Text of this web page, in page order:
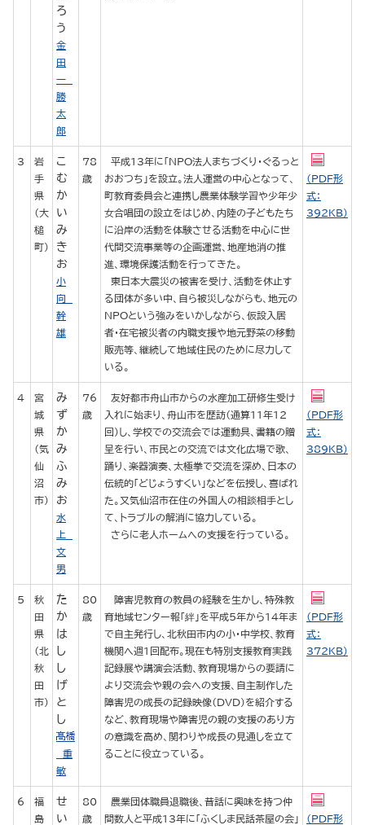
ろ
う
金
田
一
勝
太
郎
3
岩
手
県
（大
槌
町）
こ
む
か
い
み
き
お
小
向
幹
雄
78
歳
平成13年に「NPO法人まちづくり・ぐるっと
おおつち」を設立。法人運営の中心となって、
町教育委員会と連携し農業体験学習や少年少
女合唱団の設立をはじめ、内陸の子どもたち
に沿岸の活動を体験させる活動を中心に世
代間交流事業等の企画運営、地産地消の推
進、環境保護活動を行ってきた。
東日本大震災の被害を受け、活動を休止す
る団体が多い中、自ら被災しながらも、地元の
NPOという強みをいかしながら、仮設入居
者・在宅被災者の内職支援や地元野菜の移動
販売等、継続して地域住民のために尽力して
いる。
（PDF形
式：
392KB）
4
宮
城
県
（気
仙
沼
市）
み
ず
か
み
ふ
み
お
水
上
文
男
76
歳
友好都市舟山市からの水産加工研修生受け
入れに始まり、舟山市を歴訪（通算11年12
回）し、学校での交流会では運動具、書籍の贈
呈を行い、市民との交流では文化広場で歌、
踊り、楽器演奏、太極拳で交流を深め、日本の
伝統的「どじょうすくい」などを伝授し、喜ばれ
た。又気仙沼市在住の外国人の相談相手とし
て、トラブルの解消に協力している。
さらに老人ホームへの支援を行っている。
（PDF形
式：
389KB）
5
秋
田
県
（北
秋
田
市）
た
か
は
し
し
げ
と
し
重
敏
80
歳
障害児教育の教員の経験を生かし、特殊教
育地域センター報「絆」を平成5年から14年ま
で自主発行し、北秋田市内の小・中学校、教育
機関へ週1回配布。現在も特別支援教育実践
記録展や講演会活動、教育現場からの要請に
より交流会や親の会への支援、自主制作した
障害児の成長の記録映像（DVD）を紹介する
など、教育現場や障害児の親の支援のあり方
の意識を高め、関わりや成長の見通しを立て
ることに役立っている。
（PDF形
式：
372KB）
6
福
島
せ
い
80
歳
農業団体職員退職後、昔話に興味を持つ仲
間数人と平成13年に「ふくしま民話茶屋の会」
（PDF形